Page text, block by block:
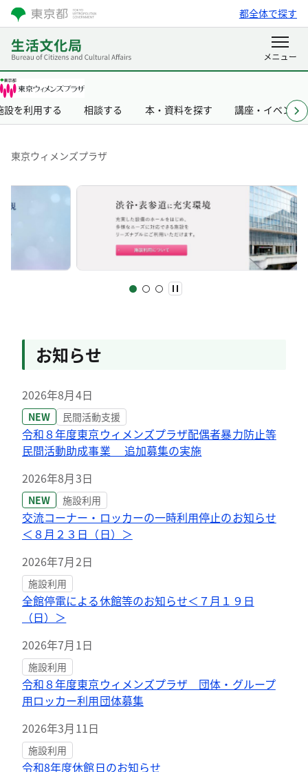
都全体で探す
設を利用する 相談する 本・資料を探す 講座・イベント
東京ウィメンズプラザ
お知らせ
2026年8月4日
NEW 民間活動支援
令和８年度東京ウィメンズプラザ配偶者暴力防止等
民間活動助成事業 追加募集の実施
2026年8月3日
NEW 施設利用
交流コーナー・ロッカーの一時利用停止のお知らせ
＜８月２３日（日）＞
2026年7月2日
施設利用
全館停電による休館等のお知らせ＜７月１９日
（日）＞
2026年7月1日
施設利用
令和８年度東京ウィメンズプラザ 団体・グループ
用ロッカー利用団体募集
2026年3月11日
施設利用
令和8年度休館日のお知らせ